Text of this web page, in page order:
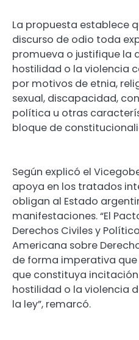
La propuesta establece
discurso de odio toda
promueva o justifique la
hostilidad o la violencia
por motivos de etnia,
sexual, discapacidad,
política u otras
bloque de
Según explicó el
apoya en los tratados
obligan al Estado
manifestaciones. “El
Derechos Civiles y
Americana sobre
de forma imperativa
que constituya
hostilidad o la violencia
la ley”, remarcó.